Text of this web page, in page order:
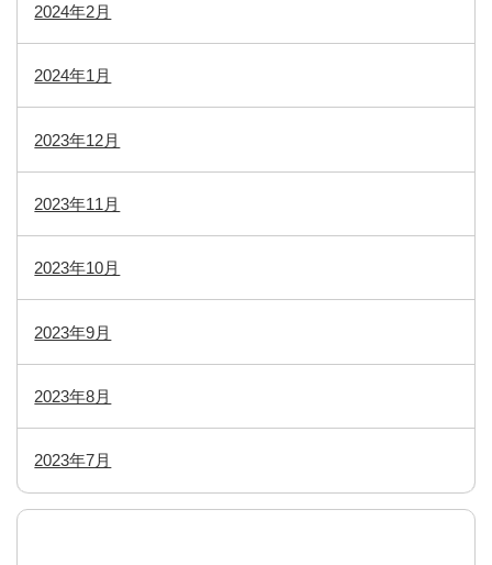
2024年2月
2024年1月
2023年12月
2023年11月
2023年10月
2023年9月
2023年8月
2023年7月